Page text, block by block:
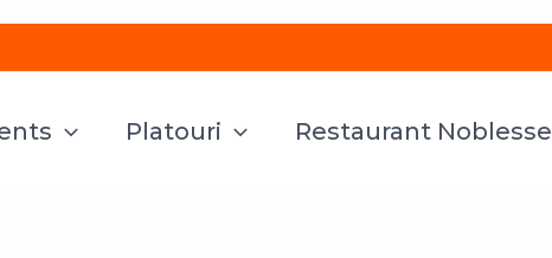
Platouri Restaurant Noblesse